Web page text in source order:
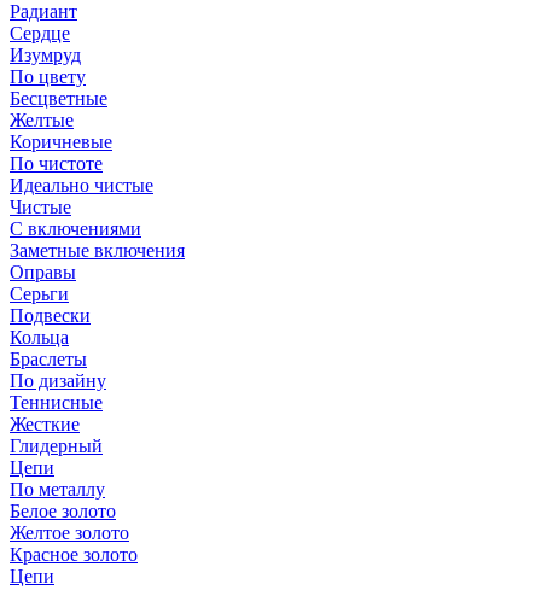
Радиант
Сердце
Изумруд
По цвету
Бесцветные
Желтые
Коричневые
По чистоте
Идеально чистые
Чистые
С включениями
Заметные включения
Оправы
Серьги
Подвески
Кольца
Браслеты
По дизайну
Теннисные
Жесткие
Глидерный
Цепи
По металлу
Белое золото
Желтое золото
Красное золото
Цепи